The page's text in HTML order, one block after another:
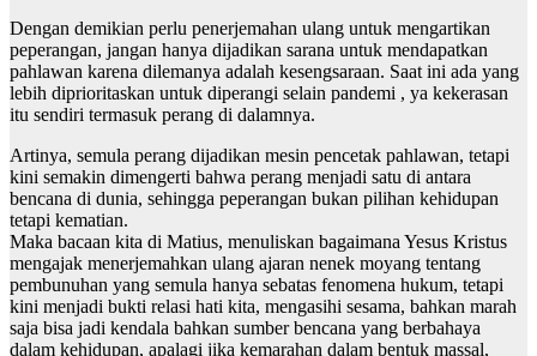
Dengan demikian perlu penerjemahan ulang untuk mengartikan
peperangan, jangan hanya dijadikan sarana untuk mendapatkan
pahlawan karena dilemanya adalah kesengsaraan. Saat ini ada yang
lebih diprioritaskan untuk diperangi selain pandemi , ya kekerasan
itu sendiri termasuk perang di dalamnya.
Artinya, semula perang dijadikan mesin pencetak pahlawan, tetapi
kini semakin dimengerti bahwa perang menjadi satu di antara
bencana di dunia, sehingga peperangan bukan pilihan kehidupan
tetapi kematian.
Maka bacaan kita di Matius, menuliskan bagaimana Yesus Kristus
mengajak menerjemahkan ulang ajaran nenek moyang tentang
pembunuhan yang semula hanya sebatas fenomena hukum, tetapi
kini menjadi bukti relasi hati kita, mengasihi sesama, bahkan marah
saja bisa jadi kendala bahkan sumber bencana yang berbahaya
dalam kehidupan, apalagi jika kemarahan dalam bentuk massal,